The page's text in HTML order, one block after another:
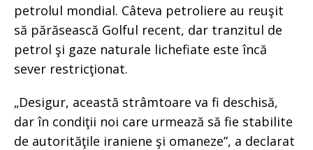
petrolul mondial. Câteva petroliere au reuşit
să părăsească Golful recent, dar tranzitul de
petrol şi gaze naturale lichefiate este încă
sever restricţionat.
„Desigur, această strâmtoare va fi deschisă,
dar în condiţii noi care urmează să fie stabilite
de autorităţile iraniene şi omaneze”, a declarat